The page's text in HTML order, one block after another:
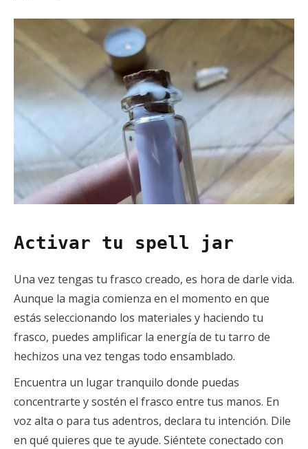
Activar tu spell jar
Una vez tengas tu frasco creado, es hora de darle vida.
Aunque la magia comienza en el momento en que
estás seleccionando los materiales y haciendo tu
frasco, puedes amplificar la energía de tu tarro de
hechizos una vez tengas todo ensamblado.
Encuentra un lugar tranquilo donde puedas
concentrarte y sostén el frasco entre tus manos. En
voz alta o para tus adentros, declara tu intención. Dile
en qué quieres que te ayude. Siéntete conectado con